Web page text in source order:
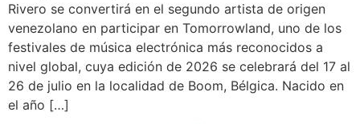
Rivero se convertirá en el segundo artista de origen
venezolano en participar en Tomorrowland, uno de los
festivales de música electrónica más reconocidos a
nivel global, cuya edición de 2026 se celebrará del 17 al
26 de julio en la localidad de Boom, Bélgica. Nacido en
el año […]